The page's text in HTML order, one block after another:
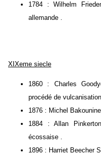
1784 : Wilhelm
allemande .
XIXeme siecle
1860 : Charles
procédé de
1876 : Michel
1884 : Allan
écossaise .
1896 : Harriet Beecher